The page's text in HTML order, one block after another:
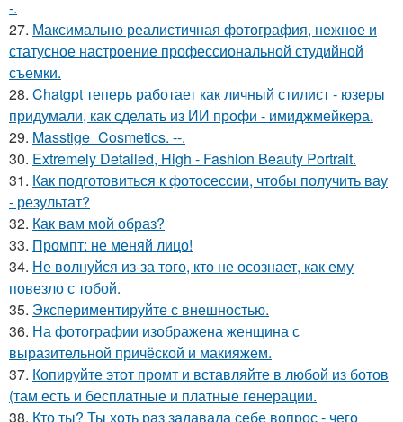
-.
27. Максимально реалистичная фотография, нежное и
статусное настроение профессиональной студийной
съемки.
28. Chatgpt теперь работает как личный стилист - юзеры
придумали, как сделать из ИИ профи - имиджмейкера.
29. Masstige_Cosmetics. --.
30. Extremely Detailed, High - Fashion Beauty Portrait.
31. Как подготовиться к фотосессии, чтобы получить вау
- результат?
32. Как вам мой образ?
33. Промпт: не меняй лицо!
34. Не волнуйся из-за того, кто не осознает, как ему
повезло с тобой.
35. Экспериментируйте с внешностью.
36. На фотографии изображена женщина с
выразительной причёской и макияжем.
37. Копируйте этот промт и вставляйте в любой из ботов
(там есть и бесплатные и платные генерации.
38. Кто ты? Ты хоть раз задавала себе вопрос - чего